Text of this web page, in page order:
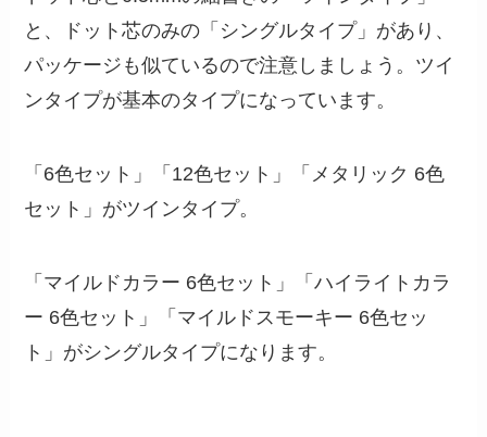
と、ドット芯のみの「シングルタイプ」があり、
パッケージも似ているので注意しましょう。ツイ
ンタイプが基本のタイプになっています。
「6色セット」「12色セット」「メタリック 6色
セット」がツインタイプ。
「マイルドカラー 6色セット」「ハイライトカラ
ー 6色セット」「マイルドスモーキー 6色セッ
ト」がシングルタイプになります。